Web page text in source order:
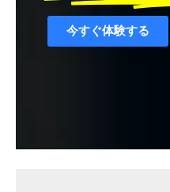
今すぐ体験する